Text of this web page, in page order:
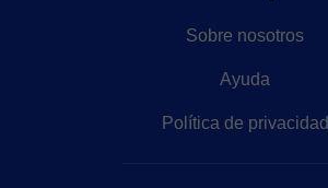
Sobre nosotros
Ayuda
Política de privacidad